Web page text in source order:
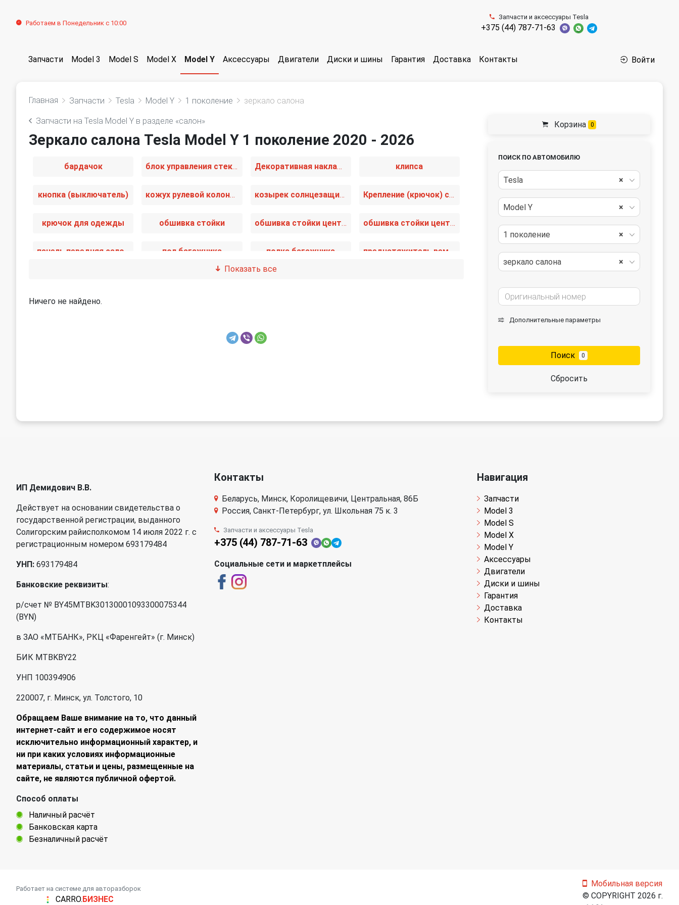
Работаем в Понедельник с 10:00
Запчасти и аксессуары Tesla
+375 (44) 787-71-63
Запчасти Model 3 Model S Model X Model Y Аксессуары Двигатели Диски и шины Гарантия Доставка Контакты Войти
Главная Запчасти Tesla Model Y 1 поколение зеркало салона
Запчасти на Tesla Model Y в разделе «салон»
Зеркало салона Tesla Model Y 1 поколение 2020 - 2026
бардачок блок управления стеклоподъемниками Декоративная накладка центральной консоли клипса
кнопка (выключатель) кожух рулевой колонки козырек солнцезащитный Крепление (крючок) солнцезащитного козырька
крючок для одежды обшивка стойки обшивка стойки центральной левой обшивка стойки центральной правой
пол багажника полка багажника
Показать все
Ничего не найдено.
Корзина 0
ПОИСК ПО АВТОМОБИЛЮ
×
Tesla
×
Model Y
×
1 поколение
×
зеркало салона
Дополнительные параметры
Поиск 0
Сбросить
ИП Демидович В.В.
Действует на основании свидетельства о
государственной регистрации, выданного
Солигорским райисполкомом 14 июля 2022 г. с
регистрационным номером 693179484
УНП: 693179484
Банковские реквизиты:
р/счет № BY45MTBK30130001093300075344
(BYN)
в ЗАО «МТБАНК», РКЦ «Фаренгейт» (г. Минск)
БИК MTBKBY22
УНП 100394906
220007, г. Минск, ул. Толстого, 10
Обращаем Ваше внимание на то, что данный
интернет-сайт и его содержимое носят
исключительно информационный характер, и
ни при каких условиях информационные
материалы, статьи и цены, размещенные на
сайте, не являются публичной офертой.
Способ оплаты
Наличный расчёт
Банковская карта
Безналичный расчёт
Контакты
Беларусь, Минск, Королищевичи, Центральная, 86Б
Россия, Санкт-Петербург, ул. Школьная 75 к. 3
Запчасти и аксессуары Tesla
+375 (44) 787-71-63
Социальные сети и маркетплейсы
Навигация
Запчасти
Model 3
Model S
Model X
Model Y
Аксессуары
Двигатели
Диски и шины
Гарантия
Доставка
Контакты
Работает на системе для авторазборок
CARRO.БИЗНЕС
Мобильная версия
© COPYRIGHT 2026 г.